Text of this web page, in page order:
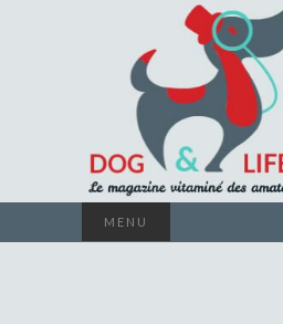
Le magazine
chiens
MENU